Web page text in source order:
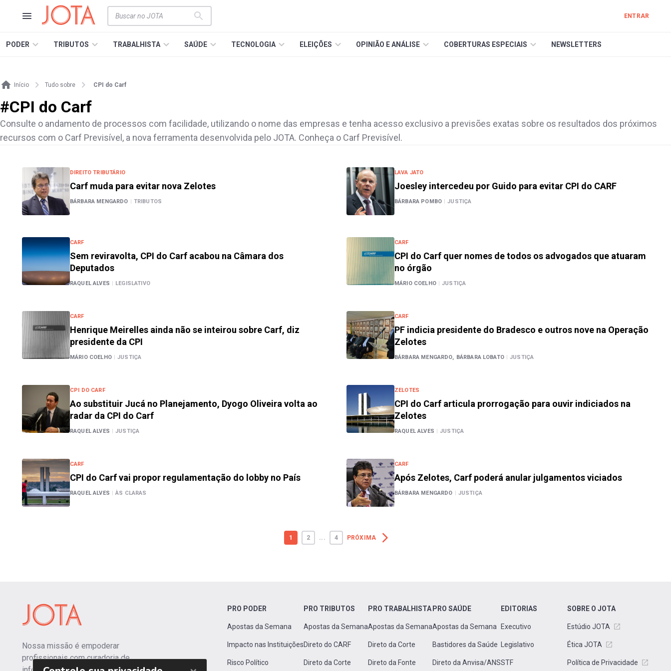
ENTRAR
PODER TRIBUTOS TRABALHISTA SAÚDE TECNOLOGIA ELEIÇÕES OPINIÃO E ANÁLISE COBERTURAS ESPECIAIS NEWSLETTERS
Início Tudo sobre CPI do Carf
#CPI do Carf
Consulte o andamento de processos com facilidade, utilizando o nome das empresas e tenha acesso exclusivo a previsões exatas sobre os resultados dos próximos
recursos com o Carf Previsível, a nova ferramenta desenvolvida pelo JOTA. Conheça o Carf Previsível.
DIREITO TRIBUTÁRIO
Carf muda para evitar nova Zelotes
BÁRBARA MENGARDO | TRIBUTOS
LAVA JATO
Joesley intercedeu por Guido para evitar CPI do CARF
BÁRBARA POMBO | JUSTIÇA
CARF
Sem reviravolta, CPI do Carf acabou na Câmara dos
Deputados
RAQUEL ALVES | LEGISLATIVO
CARF
CPI do Carf quer nomes de todos os advogados que atuaram
no órgão
MÁRIO COELHO | JUSTIÇA
CARF
Henrique Meirelles ainda não se inteirou sobre Carf, diz
presidente da CPI
MÁRIO COELHO | JUSTIÇA
CARF
PF indicia presidente do Bradesco e outros nove na Operação
Zelotes
BÁRBARA MENGARDO, BÁRBARA LOBATO | JUSTIÇA
CPI DO CARF
Ao substituir Jucá no Planejamento, Dyogo Oliveira volta ao
radar da CPI do Carf
RAQUEL ALVES | JUSTIÇA
ZELOTES
CPI do Carf articula prorrogação para ouvir indiciados na
Zelotes
RAQUEL ALVES | JUSTIÇA
CARF
CPI do Carf vai propor regulamentação do lobby no País
RAQUEL ALVES | ÀS CLARAS
CARF
Após Zelotes, Carf poderá anular julgamentos viciados
BÁRBARA MENGARDO | JUSTIÇA
1 2 ... 4 PRÓXIMA
Nossa missão é empoderar
profissionais com curadoria de
PRO PODER
Apostas da Semana
Impacto nas Instituições
Risco Político
PRO TRIBUTOS
Apostas da Semana
Direto do CARF
Direto da Corte
PRO TRABALHISTA
Apostas da Semana
Direto da Corte
Direto da Fonte
PRO SAÚDE
Apostas da Semana
Bastidores da Saúde
Direto da Anvisa/ANS
EDITORIAS
Executivo
Legislativo
STF
SOBRE O JOTA
Estúdio JOTA
Ética JOTA
Política de Privacidade